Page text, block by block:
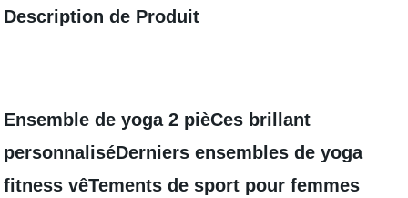
Description de Produit
Ensemble de yoga 2 pièCes brillant
personnaliséDerniers ensembles de yoga
fitness vêTements de sport pour femmes